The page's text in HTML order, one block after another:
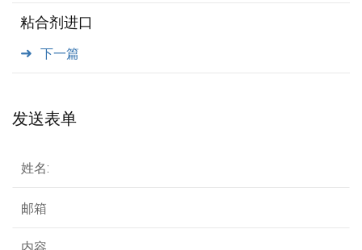
下一篇
粘合剂进口
发送表单